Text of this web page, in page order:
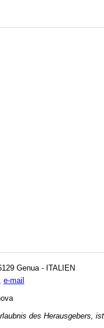
Genua - ITALIEN
e-mail
des Herausgebers,